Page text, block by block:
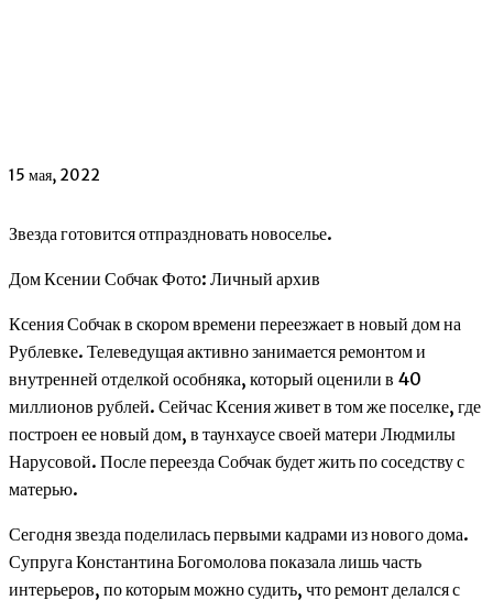
15 мая, 2022
Звезда готовится отпраздновать новоселье.
Дом Ксении Собчак Фото: Личный архив
Ксения Собчак в скором времени переезжает в новый дом на
Рублевке. Телеведущая активно занимается ремонтом и
внутренней отделкой особняка, который оценили в 40
миллионов рублей. Сейчас Ксения живет в том же поселке, где
построен ее новый дом, в таунхаусе своей матери Людмилы
Нарусовой. После переезда Собчак будет жить по соседству с
матерью.
Сегодня звезда поделилась первыми кадрами из нового дома.
Супруга Константина Богомолова показала лишь часть
интерьеров, по которым можно судить, что ремонт делался с